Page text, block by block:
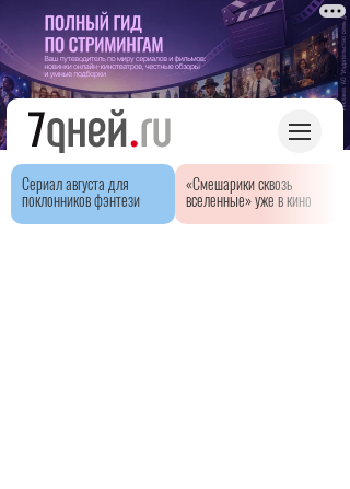
Сериал августа для
поклонников фэнтези
«Смешарики сквозь
вселенные» уже в кино